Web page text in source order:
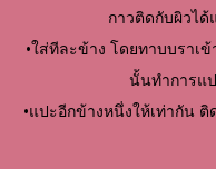
กาวติดกับผิวไ
•ใส่ทีละข้าง โดยทาบบราเ
นั้นทำการแ
•แปะอีกข้างหนึ่งให้เท่ากัน